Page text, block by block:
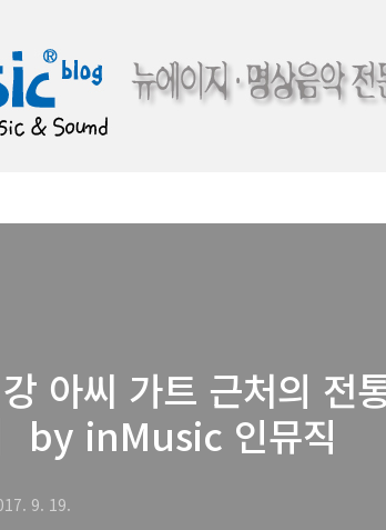
아씨 가트 근처의
by inMusic 인뮤직
9. 19.